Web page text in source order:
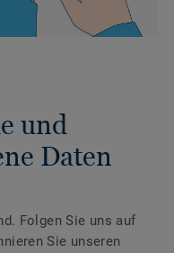
und
Daten
Folgen Sie uns auf
Sie unseren